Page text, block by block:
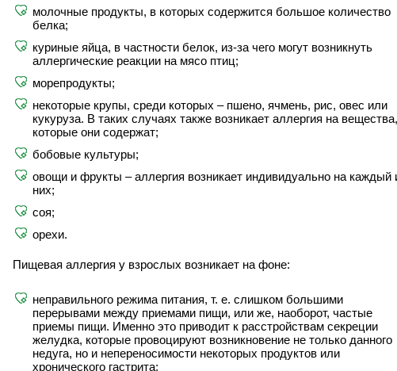
молочные продукты, в которых содержится большое количество
белка;
куриные яйца, в частности белок, из-за чего могут возникнуть
аллергические реакции на мясо птиц;
морепродукты;
некоторые крупы, среди которых – пшено, ячмень, рис, овес или
кукуруза. В таких случаях также возникает аллергия на вещества,
которые они содержат;
бобовые культуры;
овощи и фрукты – аллергия возникает индивидуально на каждый
них;
соя;
орехи.
Пищевая аллергия у взрослых возникает на фоне:
неправильного режима питания, т. е. слишком большими
перерывами между приемами пищи, или же, наоборот, частые
приемы пищи. Именно это приводит к расстройствам секреции
желудка, которые провоцируют возникновение не только данного
недуга, но и непереносимости некоторых продуктов или
хронического гастрита;